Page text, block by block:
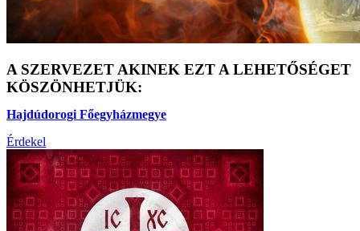
A SZERVEZET AKINEK EZT A LEHETŐSÉGET
KÖSZÖNHETJÜK:
Hajdúdorogi Főegyházmegye
Érdekel